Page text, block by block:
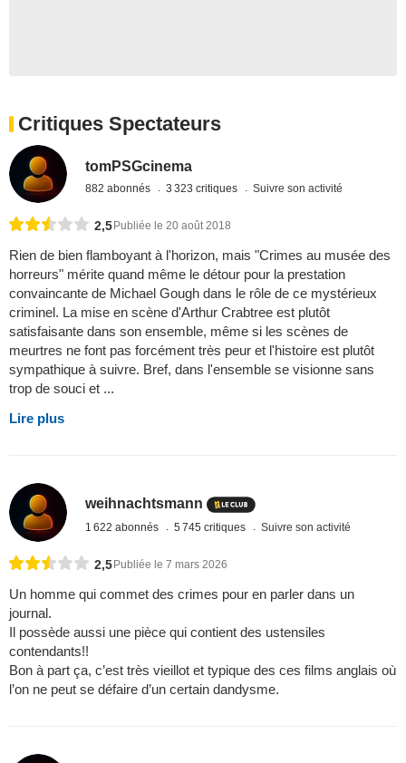
Critiques Spectateurs
tomPSGcinema
882 abonnés 3 323 critiques Suivre son activité
2,5 Publiée le 20 août 2018
Rien de bien flamboyant à l'horizon, mais "Crimes au musée des
horreurs" mérite quand même le détour pour la prestation
convaincante de Michael Gough dans le rôle de ce mystérieux
criminel. La mise en scène d'Arthur Crabtree est plutôt
satisfaisante dans son ensemble, même si les scènes de
meurtres ne font pas forcément très peur et l'histoire est plutôt
sympathique à suivre. Bref, dans l'ensemble se visionne sans
trop de souci et ...
Lire plus
weihnachtsmann
1 622 abonnés 5 745 critiques Suivre son activité
2,5Publiée le 7 mars 2026
Un homme qui commet des crimes pour en parler dans un
journal.
Il possède aussi une pièce qui contient des ustensiles
contendants!!
Bon à part ça, c’est très vieillot et typique des ces films anglais où
l’on ne peut se défaire d’un certain dandysme.